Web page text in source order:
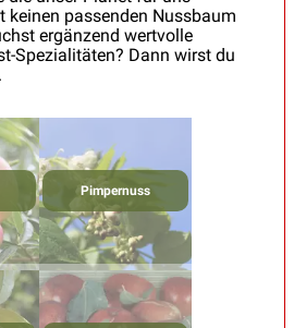
keinen passenden Nussbaum
ergänzend wertvolle
Spezialitäten? Dann wirst du
Pimpernuss